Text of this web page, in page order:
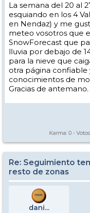
La semana del 20 al
esquiando en los 4
en Nendaz) y me
meteo vosotros que
SnowForecast que
lluvia por debajo de
para la nieve que
otra página
conocimientos de
Gracias de antemano.
Karma: 0 -
Re: Seguimiento
resto de zonas
dani...